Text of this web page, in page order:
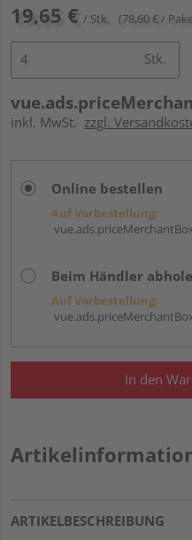
19,65 € / Stk. (78,60 € /
Stk.
inkl. MwSt. zzgl.
Online bestellen
Auf Vorbestellung:
Beim Händler
Auf Vorbestellung:
In den
ARTIKELBESCHREIBUNG